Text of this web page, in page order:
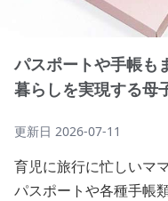
パスポートや手帳も
暮らしを実現する母
更新日 2026-07-11
育児に旅行に忙しいマ
パスポートや各種手帳